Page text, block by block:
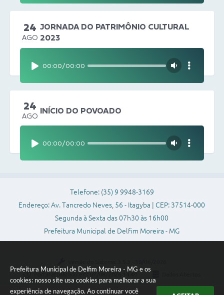
Prefeitura Municipal de Delfim Moreira - MG e os
cookies: nosso site usa cookies para melhorar a sua
experiência de navegação. Ao continuar você
24
AGO
JORNADA DO PATRIMÔNIO CULTURAL
2023
00:00/00:00
24
AGO
INÍCIO DO POVOADO
00:00/00:00
Telefone: (35) 9 9948-3169
Endereço: Av. Tancredo Neves, 56 - Itagyba | CEP: 37514-000
Segunda à Sexta das 07h30 às 16h00
Prefeitura Municipal de Delfim Moreira - MG
Portal atualizado em: